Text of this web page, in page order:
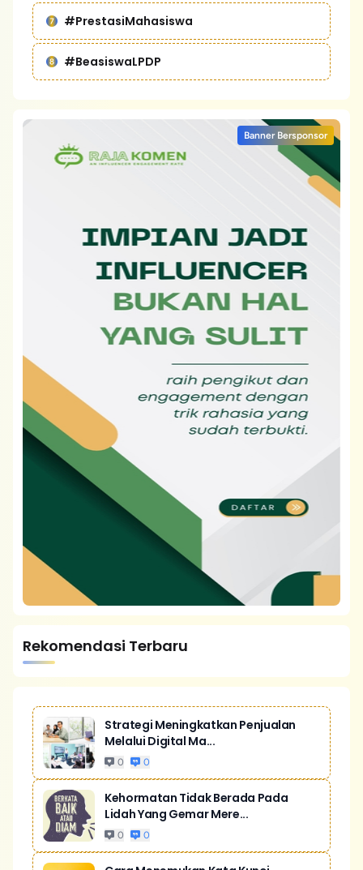
#PrestasiMahasiswa
#BeasiswaLPDP
Banner Bersponsor
Rekomendasi Terbaru
Strategi Meningkatkan Penjualan
Melalui Digital Ma...
0 0
Kehormatan Tidak Berada Pada
Lidah Yang Gemar Mere...
0 0